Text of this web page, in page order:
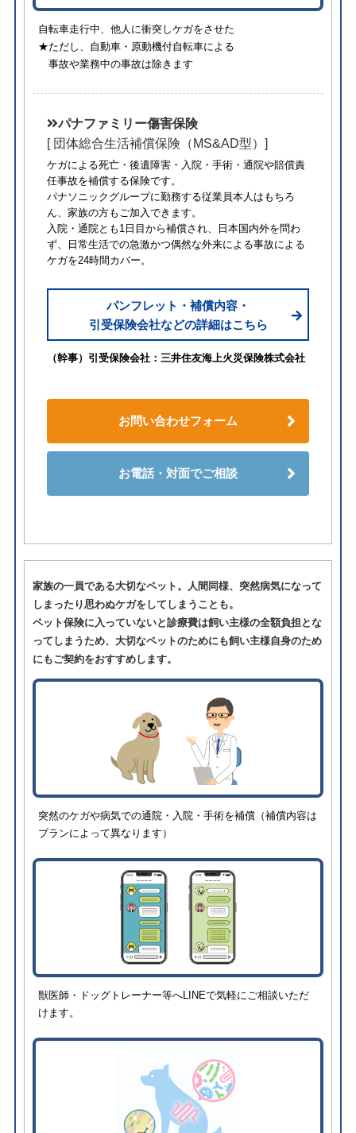
自転車走行中、他人に衝突しケガをさせた
★ただし、自動車・原動機付自転車による
事故や業務中の事故は除きます
パナファミリー傷害保険
[ 団体総合生活補償保険（MS&AD型）]
ケガによる死亡・後遺障害・入院・手術・通院や賠償責
任事故を補償する保険です。
パナソニックグループに勤務する従業員本人はもちろ
ん、家族の方もご加入できます。
入院・通院とも1日目から補償され、日本国内外を問わ
ず、日常生活での急激かつ偶然な外来による事故による
ケガを24時間カバー。
パンフレット・補償内容・
引受保険会社などの詳細はこちら
（幹事）引受保険会社：三井住友海上火災保険株式会社
お問い合わせフォーム
お電話・対面でご相談
家族の一員である大切なペット。人間同様、突然病気になって
しまったり思わぬケガをしてしまうことも。
ペット保険に入っていないと診療費は飼い主様の全額負担とな
ってしまうため、大切なペットのためにも飼い主様自身のため
にもご契約をおすすめします。
突然のケガや病気での通院・入院・手術を補償（補償内容は
プランによって異なります）
獣医師・ドッグトレーナー等へLINEで気軽にご相談いただ
けます。